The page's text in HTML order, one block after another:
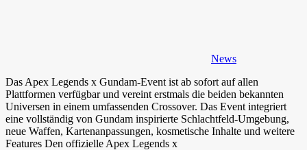
News
Das Apex Legends x Gundam-Event ist ab sofort auf allen
Plattformen verfügbar und vereint erstmals die beiden bekannten
Universen in einem umfassenden Crossover. Das Event integriert
eine vollständig von Gundam inspirierte Schlachtfeld-Umgebung,
neue Waffen, Kartenanpassungen, kosmetische Inhalte und weitere
Features Den offizielle Apex Legends x